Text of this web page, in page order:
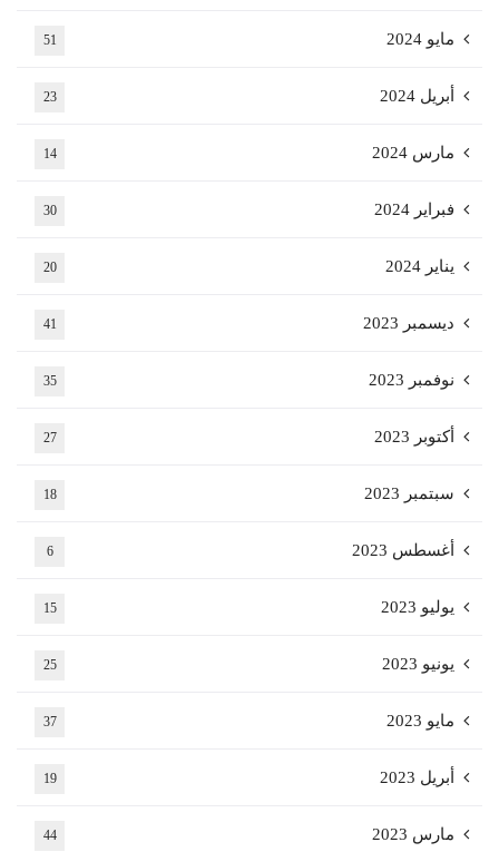
مايو 2024 51
أبريل 2024 23
مارس 2024 14
فبراير 2024 30
يناير 2024 20
ديسمبر 2023 41
نوفمبر 2023 35
أكتوبر 2023 27
سبتمبر 2023 18
أغسطس 2023 6
يوليو 2023 15
يونيو 2023 25
مايو 2023 37
أبريل 2023 19
مارس 2023 44